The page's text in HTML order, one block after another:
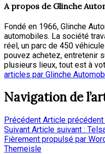
A propos de Glinche
Fondé en 1966, Glinche
automobiles. La société
réel, un parc de 450
pouvez achetez, entretenir
plusieurs lieux, tout est à
articles par Glinche
Navigation de
Précédent Article précédent
Suivant Article suivant :
Fièrement propulsé par
Themeisle